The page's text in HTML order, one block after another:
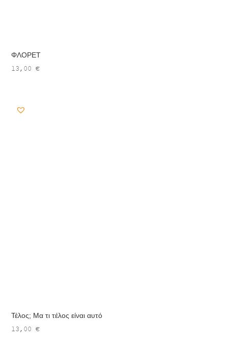
ΦΛΟΡΕΤ
13,00€
Τέλος; Μα τι τέλος είναι αυτό
13,00€